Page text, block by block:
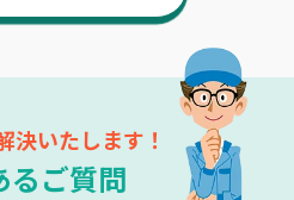
決いたします！
るご質問